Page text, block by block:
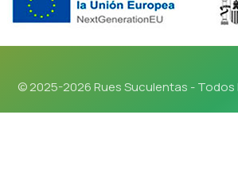
© 2025-2026 Rues Suculentas -